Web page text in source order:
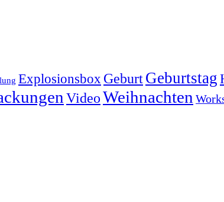
ExplosionsboxGeburtGeburtstag
VideoWeihnachten